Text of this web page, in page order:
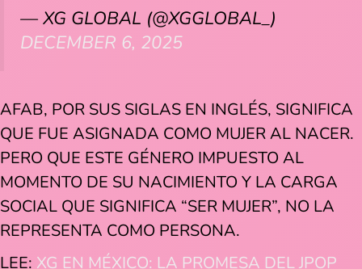
— XG GLOBAL (@XGGLOBAL_)
DECEMBER 6, 2025
AFAB, POR SUS SIGLAS EN INGLÉS, SIGNIFICA
QUE FUE ASIGNADA COMO MUJER AL NACER.
PERO QUE ESTE GÉNERO IMPUESTO AL
MOMENTO DE SU NACIMIENTO Y LA CARGA
SOCIAL QUE SIGNIFICA “SER MUJER”, NO LA
REPRESENTA COMO PERSONA.
LEE: XG EN MÉXICO: LA PROMESA DEL JPOP